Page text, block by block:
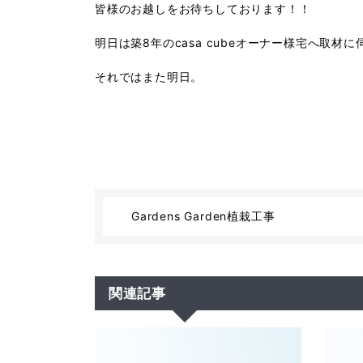
皆様のお越しをお待ちしております！！
明日は築8年のcasa cubeオーナー様宅へ取材に
それではまた明日。
Gardens Garden植栽工事
関連記事